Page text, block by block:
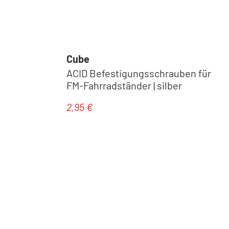
Cube
ACID Befestigungsschrauben für
FM-Fahrradständer | silber
Regulärer Preis:
2,95 €